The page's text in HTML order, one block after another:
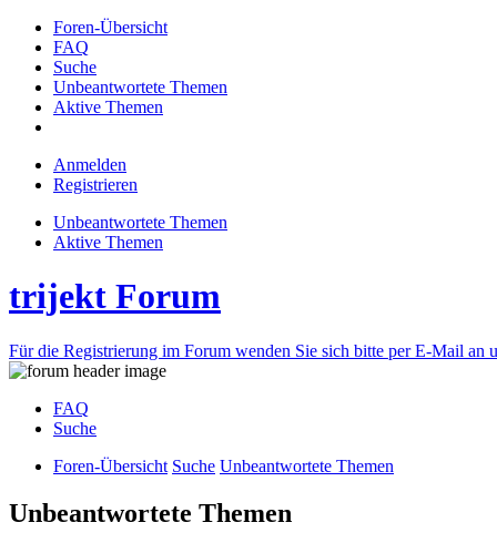
Foren-Übersicht
FAQ
Suche
Unbeantwortete Themen
Aktive Themen
Anmelden
Registrieren
Unbeantwortete Themen
Aktive Themen
trijekt Forum
Für die Registrierung im Forum wenden Sie sich bitte per E-Mail an
FAQ
Suche
Foren-Übersicht Suche Unbeantwortete Themen
Unbeantwortete Themen